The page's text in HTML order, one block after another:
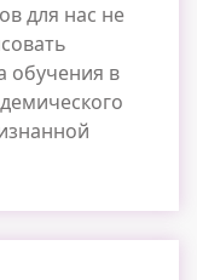
для нас не
обучения в